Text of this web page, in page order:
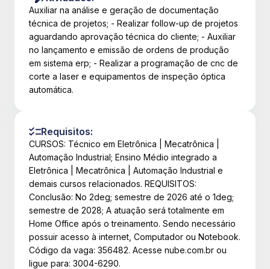
Auxiliar na análise e geração de documentação
técnica de projetos; - Realizar follow-up de projetos
aguardando aprovação técnica do cliente; - Auxiliar
no lançamento e emissão de ordens de produção
em sistema erp; - Realizar a programação de cnc de
corte a laser e equipamentos de inspeção óptica
automática.
Requisitos:
CURSOS: Técnico em Eletrônica | Mecatrônica |
Automação Industrial; Ensino Médio integrado a
Eletrônica | Mecatrônica | Automação Industrial e
demais cursos relacionados. REQUISITOS:
Conclusão: No 2deg; semestre de 2026 até o 1deg;
semestre de 2028; A atuação será totalmente em
Home Office após o treinamento. Sendo necessário
possuir acesso à internet, Computador ou Notebook.
Código da vaga: 356482. Acesse nube.com.br ou
ligue para: 3004-6290.